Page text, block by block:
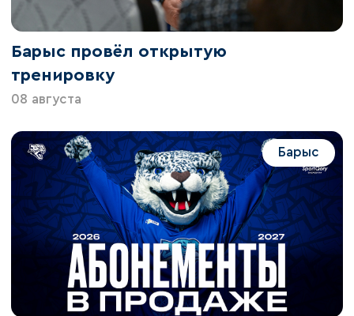
Барыс провёл открытую
тренировку
08 августа
Барыс